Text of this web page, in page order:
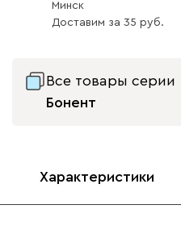
Бежевый Изумруд
Минск
Доставим за 35
Все товары серии
Бонент
Характеристики